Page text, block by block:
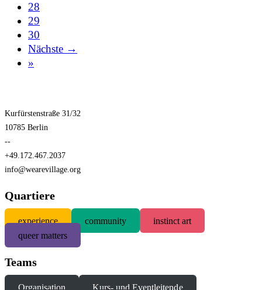
28
29
30
Nächste →
»
Kurfürstenstraße 31/32
10785 Berlin
--
+49.172.467.2037
info@wearevillage.org
Quartiere
experience community
instinct art
queer matters
Teams
Organisation
Kurs- und Eventleitende